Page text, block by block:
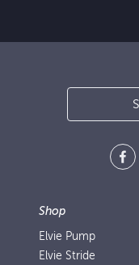
Shop
Elvie Pump
Elvie Stride